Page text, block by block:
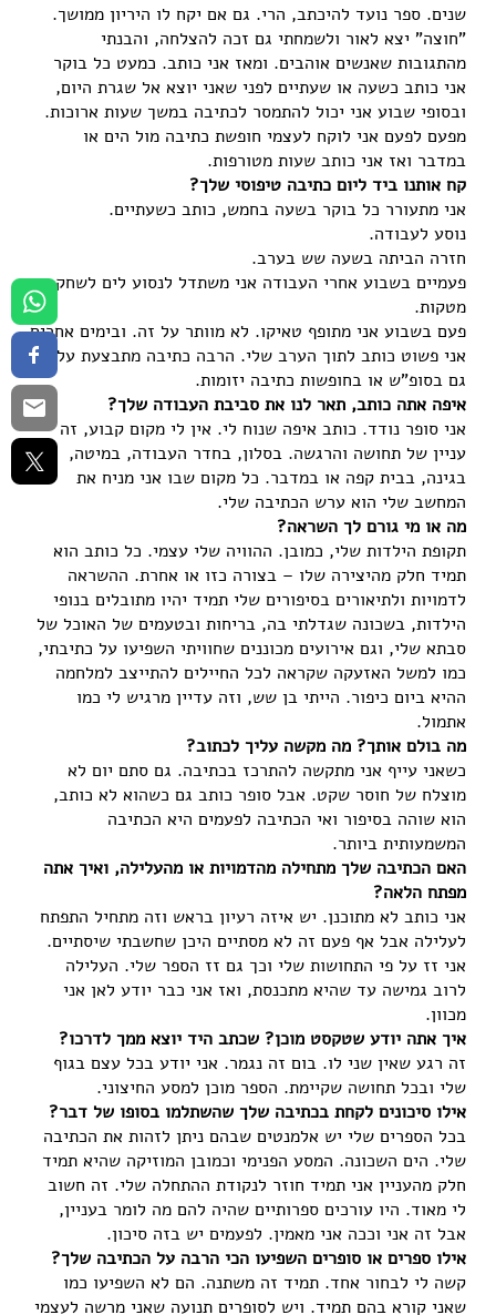
שנים. ספר נועד להיכתב, הרי. גם אם יקח לו היריון ממושך.
"חוצה" יצא לאור ולשמחתי גם זכה להצלחה, והבנתי
מהתגובות שאנשים אוהבים. ומאז אני כותב. כמעט כל בוקר
אני כותב כשעה או שעתיים לפני שאני יוצא אל שגרת היום,
ובסופי שבוע אני יכול להתמסר לכתיבה במשך שעות ארוכות.
מפעם לפעם אני לוקח לעצמי חופשת כתיבה מול הים או
במדבר ואז אני כותב שעות מטורפות.
קח אותנו ביד ליום כתיבה טיפוסי שלך?
אני מתעורר כל בוקר בשעה בחמש, כותב כשעתיים.
נוסע לעבודה.
חזרה הביתה בשעה שש בערב.
פעמיים בשבוע אחרי העבודה אני משתדל לנסוע לים לשחק
מטקות.
פעם בשבוע אני מתופף טאיקו. לא מוותר על זה. ובימים אחרים
אני פשוט כותב לתוך הערב שלי. הרבה כתיבה מתבצעת על ידי
גם בסופ"ש או בחופשות כתיבה יזומות.
איפה אתה כותב, תאר לנו את סביבת העבודה שלך?
אני סופר נודד. כותב איפה שנוח לי. אין לי מקום קבוע, זה
עניין של תחושה והרגשה. בסלון, בחדר העבודה, במיטה,
בגינה, בבית קפה או במדבר. כל מקום שבו אני מניח את
המחשב שלי הוא ערש הכתיבה שלי.
מה או מי גורם לך השראה?
תקופת הילדות שלי, כמובן. ההוויה שלי עצמי. כל כותב הוא
תמיד חלק מהיצירה שלו – בצורה כזו או אחרת. ההשראה
לדמויות ולתיאורים בסיפורים שלי תמיד יהיו מתובלים בנופי
הילדות, בשכונה שגדלתי בה, בריחות ובטעמים של האוכל של
סבתא שלי, וגם אירועים מכוננים שחוויתי השפיעו על כתיבתי,
כמו למשל האזעקה שקראה לכל החיילים להתייצב למלחמה
ההיא ביום כיפור. הייתי בן שש, וזה עדיין מרגיש לי כמו
אתמול.
מה בולם אותך? מה מקשה עליך לכתוב?
כשאני עייף אני מתקשה להתרכז בכתיבה. גם סתם יום לא
מוצלח של חוסר שקט. אבל סופר כותב גם כשהוא לא כותב,
הוא שוהה בסיפור ואי הכתיבה לפעמים היא הכתיבה
המשמעותית ביותר.
האם הכתיבה שלך מתחילה מהדמויות או מהעלילה, ואיך אתה
מפתח הלאה?
אני כותב לא מתוכנן. יש איזה רעיון בראש וזה מתחיל התפתח
לעלילה אבל אף פעם זה לא מסתיים היכן שחשבתי שיסתיים.
אני זז על פי התחושות שלי וכך גם זז הספר שלי. העלילה
לרוב גמישה עד שהיא מתכנסת, ואז אני כבר יודע לאן אני
מכוון.
איך אתה יודע שטקסט מוכן? שכתב היד יוצא ממך לדרכו?
זה רגע שאין שני לו. בום זה נגמר. אני יודע בכל עצם בגוף
שלי ובכל תחושה שקיימת. הספר מוכן למסע החיצוני.
אילו סיכונים לקחת בכתיבה שלך שהשתלמו בסופו של דבר?
בכל הספרים שלי יש אלמנטים שבהם ניתן לזהות את הכתיבה
שלי. הים השכונה. המסע הפנימי וכמובן המוזיקה שהיא תמיד
חלק מהעניין אני תמיד חוזר לנקודת ההתחלה שלי. זה חשוב
לי מאוד. היו עורכים ספרותיים שהיה להם מה לומר בעניין,
אבל זה אני וככה אני מאמין. לפעמים יש בזה סיכון.
אילו ספרים או סופרים השפיעו הכי הרבה על הכתיבה שלך?
קשה לי לבחור אחד. תמיד זה משתנה. הם לא השפיעו כמו
שאני קורא בהם תמיד. ויש לסופרים תנועה שאני מרשה לעצמי